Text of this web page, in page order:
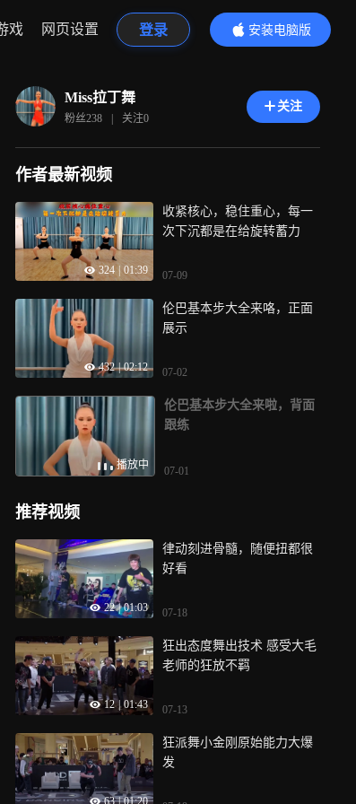
戏 网页设置 登录
安装电脑版
内容更精彩
Miss拉丁舞
粉丝238 | 关注0
关注
作者最新视频
324 01:39
收紧核心，稳住重心，每一
次下沉都是在给旋转蓄力
07-09
432 | 02:12
伦巴基本步大全来咯，正面
展示
07-02
播放中
伦巴基本步大全来啦，背面
跟练
07-01
推荐视频
22 | 01:03
律动刻进骨髓，随便扭都很
好看
07-18
12 | 01:43
狂出态度舞出技术 感受大毛
老师的狂放不羁
07-13
63 | 01:20
狂派舞小金刚原始能力大爆
发